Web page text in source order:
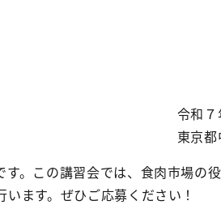
令和
東京
。この講習会では、食肉市場の
ます。ぜひご応募ください！